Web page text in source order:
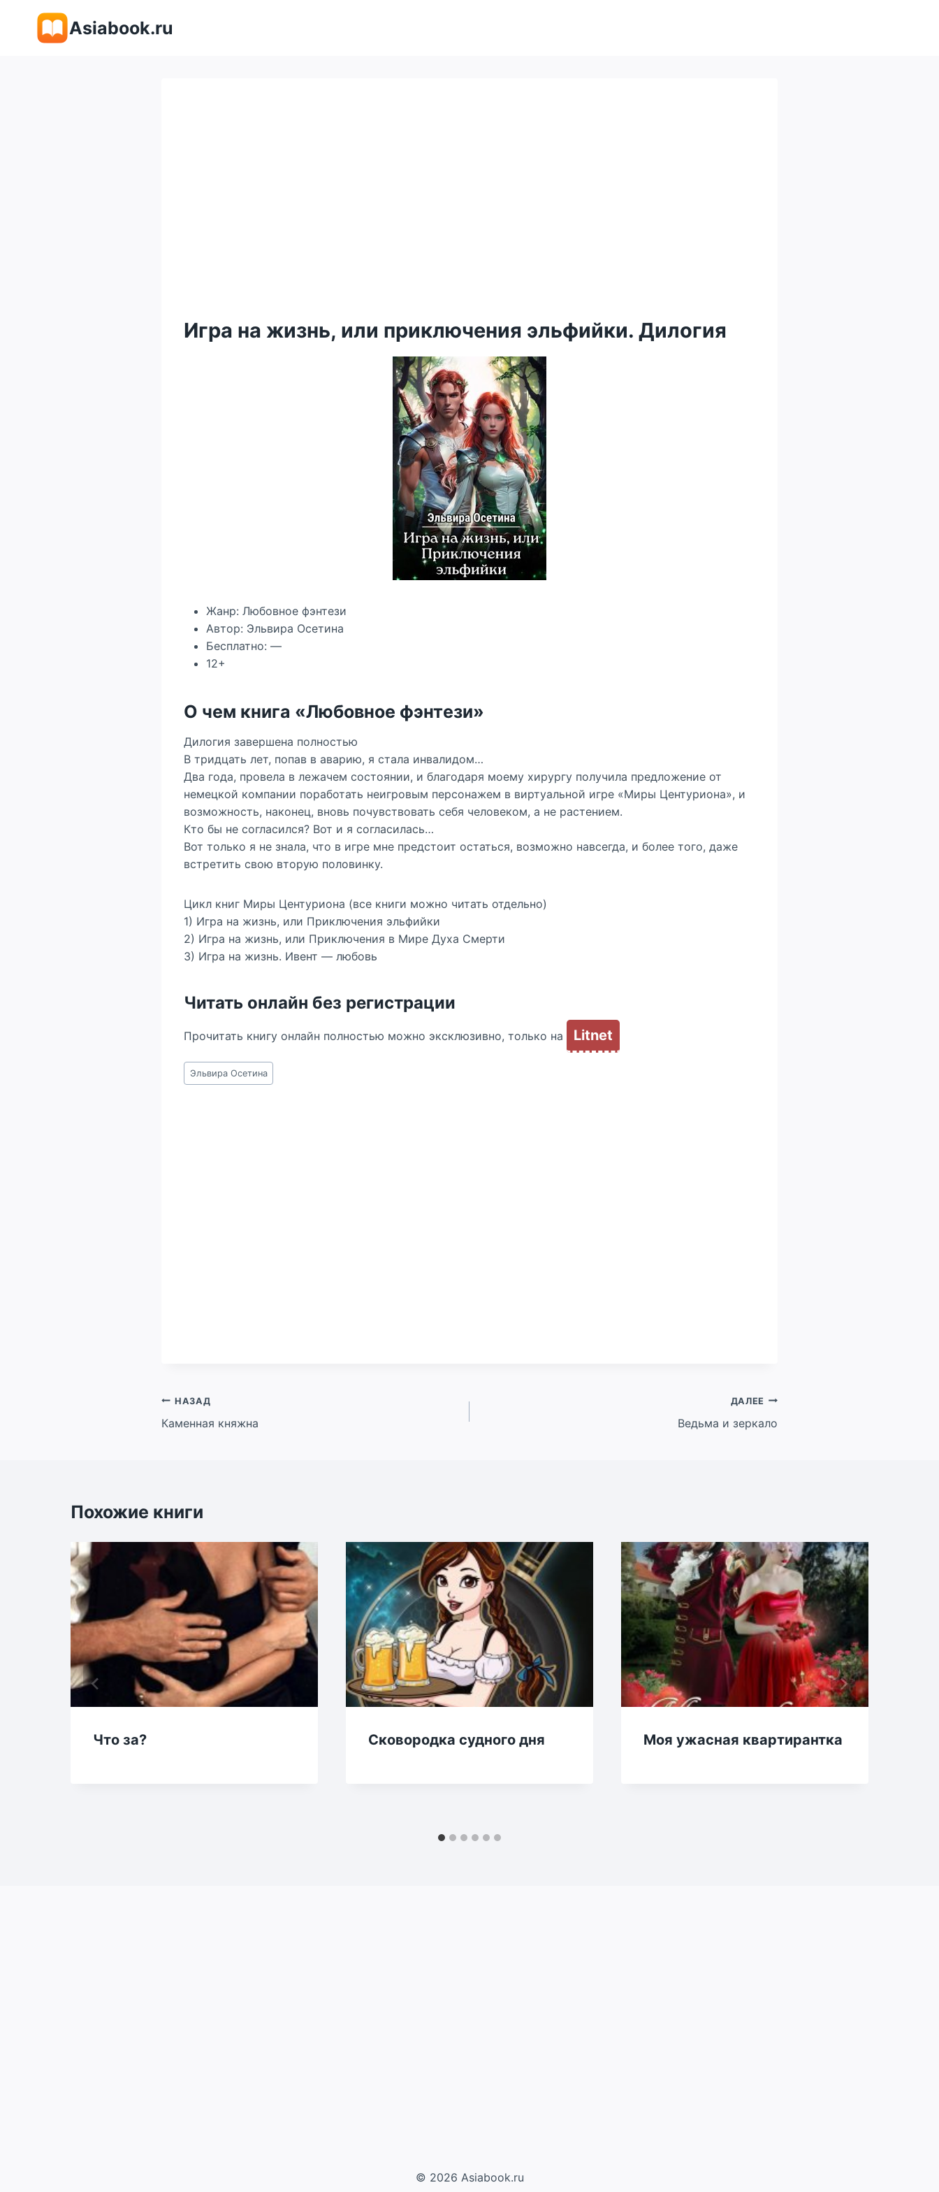
содержимому
Asiabook.ru
Игра на жизнь, или приключения эльфийки. Дилогия
Жанр: Любовное фэнтези
Автор: Эльвира Осетина
Бесплатно: —
12+
О чем книга «Любовное фэнтези»
Дилогия завершена полностью
В тридцать лет, попав в аварию, я стала инвалидом…
Два года, провела в лежачем состоянии, и благодаря моему хирургу получила предложение от
немецкой компании поработать неигровым персонажем в виртуальной игре «Миры Центуриона», и
возможность, наконец, вновь почувствовать себя человеком, а не растением.
Кто бы не согласился? Вот и я согласилась…
Вот только я не знала, что в игре мне предстоит остаться, возможно навсегда, и более того, даже
встретить свою вторую половинку.
Цикл книг Миры Центуриона (все книги можно читать отдельно)
1) Игра на жизнь, или Приключения эльфийки
2) Игра на жизнь, или Приключения в Мире Духа Смерти
3) Игра на жизнь. Ивент — любовь
Читать онлайн без регистрации
Прочитать книгу онлайн полностью можно эксклюзивно, только на Litnet
Метки
записи:
Эльвира Осетина
Навигация
по
НАЗАД
Каменная княжна
ДАЛЕЕ
Ведьма и зеркало
Похожие книги
Что за? Сковородка судного дня Моя ужасная квартирантка
© 2026 Asiabook.ru